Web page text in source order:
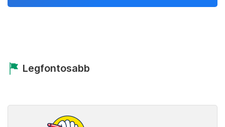
Legfontosabb